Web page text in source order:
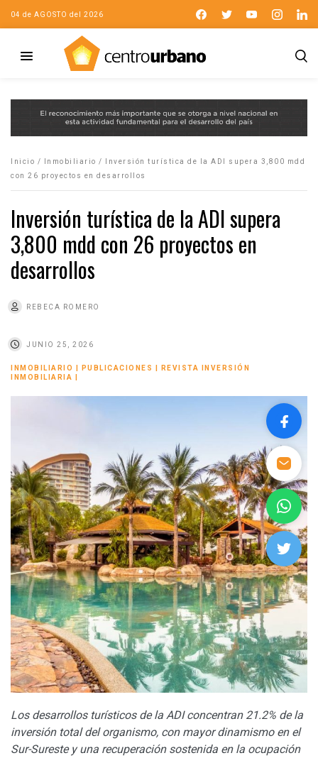
04 de AGOSTO del 2026
Inicio / Inmobiliario /
Inversión turística de la ADI supera 3,800 mdd
con 26 proyectos en desarrollos
Inversión turística de la ADI supera
3,800 mdd con 26 proyectos en
desarrollos
REBECA ROMERO
JUNIO 25, 2026
INMOBILIARIO PUBLICACIONES
REVISTA INVERSIÓN
INMOBILIARIA
Los desarrollos turísticos de la ADI concentran 21.2% de la
inversión total del organismo, con mayor dinamismo en el
Sur-Sureste y una recuperación sostenida en la ocupación